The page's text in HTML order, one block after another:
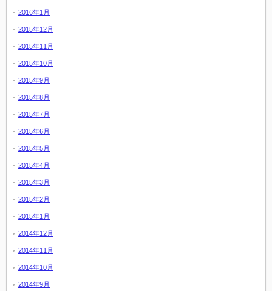
2016年1月
2015年12月
2015年11月
2015年10月
2015年9月
2015年8月
2015年7月
2015年6月
2015年5月
2015年4月
2015年3月
2015年2月
2015年1月
2014年12月
2014年11月
2014年10月
2014年9月